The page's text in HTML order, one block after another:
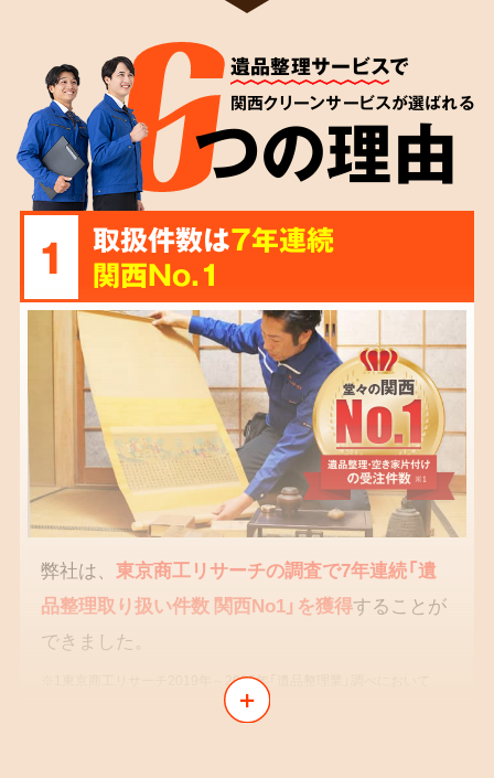
遺品整理サービスで
関西クリーンサービスが選ばれる
つの理由
1 取扱件数は7年連続
関西No.1
弊社は、東京商工リサーチの調査で7年連続「遺
品整理取り扱い件数 関西No1」を獲得することが
できました。
※1東京商工リサーチ2019年～2025年「遺品整理業」調べにおいて